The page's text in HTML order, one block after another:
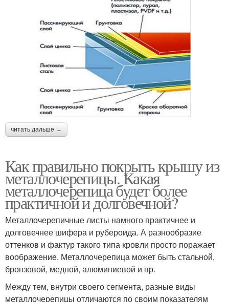
читать дальше →
Как правильно покрыть крышу из
металлочерепицы. Какая
металлочерепица будет более
практичной и долговечной?
Металлочерепичные листы намного практичнее и
долговечнее шифера и рубероида. А разнообразие
оттенков и фактур такого типа кровли просто поражает
воображение. Металлочерепица может быть стальной,
бронзовой, медной, алюминиевой и пр.
Между тем, внутри своего сегмента, разные виды
металлочерепицы отличаются по своим показателям